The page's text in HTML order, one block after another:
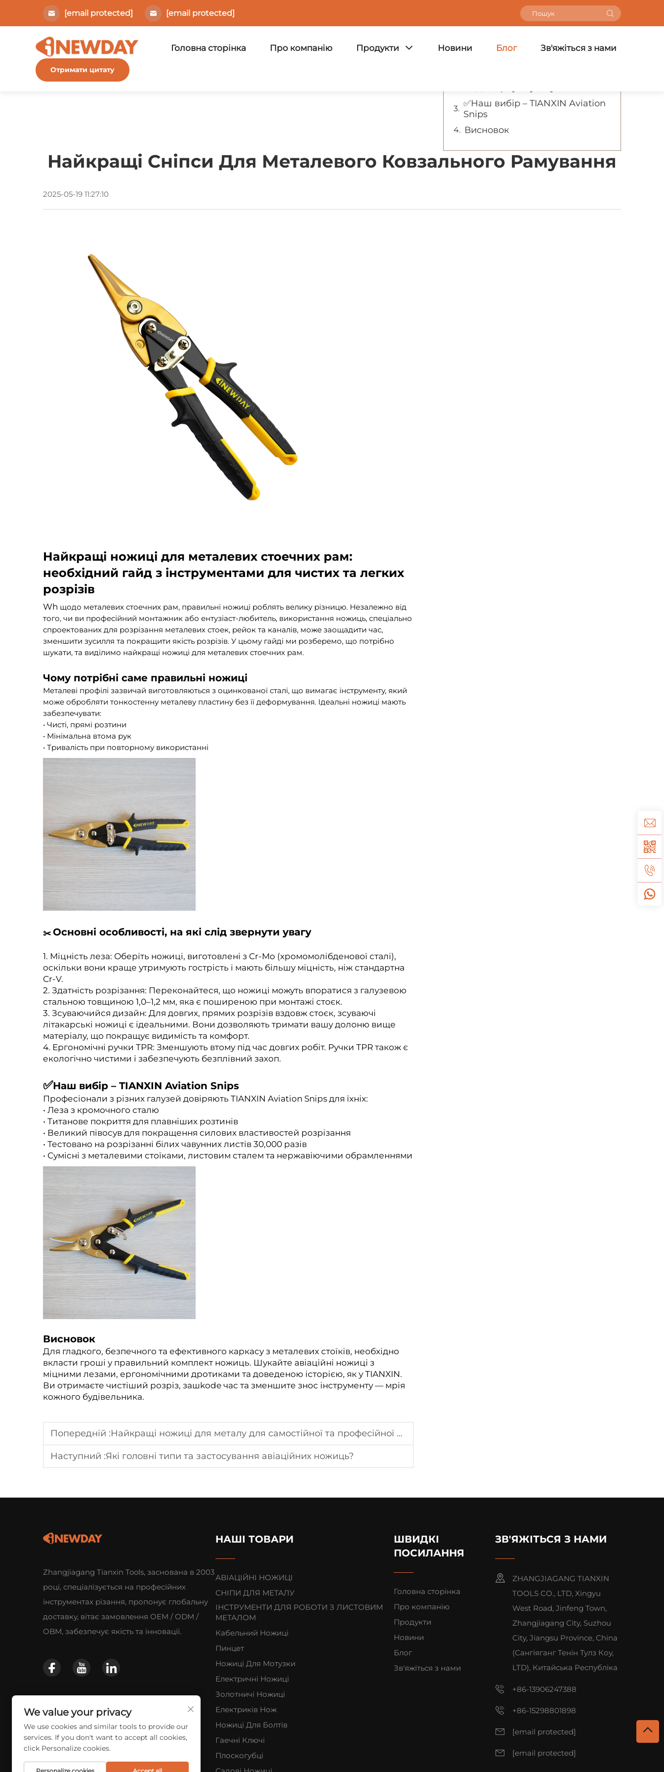
[email protected] [email protected]
Головна сторінка Про компанію Продукти Новини Блог Зв'яжіться з нами
Отримати цитату
Найкращі Сніпси Для Металевого Ковзального Рамування
2025-05-19 11:27:10
Найкращі ножиці для металевих стоечних рам:
необхідний гайд з інструментами для чистих та легких
розрізів
Wh щодо металевих стоечних рам, правильні ножиці роблять велику різницю. Незалежно від
того, чи ви професійний монтажник або ентузіаст-любитель, використання ножиць, спеціально
спроектованих для розрізання металевих стоек, рейок та каналів, може заощадити час,
зменшити зусилля та покращити якість розрізів. У цьому гайді ми розберемо, що потрібно
шукати, та виділимо найкращі ножиці для металевих стоечних рам.
Чому потрібні саме правильні ножиці
Металеві профілі зазвичай виготовляються з оцинкованої сталі, що вимагає інструменту, який
може обробляти тонкостенну металеву пластину без її деформування. Ідеальні ножиці мають
забезпечувати:
• Чисті, прямі розтини
• Мінімальна втома рук
• Тривалість при повторному використанні
✂️ Основні особливості, на які слід звернути увагу
1. Міцність леза: Оберіть ножиці, виготовлені з Cr-Mo (хромомолібденової сталі),
оскільки вони краще утримують гострість і мають більшу міцність, ніж стандартна
Cr-V.
2. Здатність розрізання: Переконайтеся, що ножиці можуть впоратися з галузевою
стальною товщиною 1,0–1,2 мм, яка є поширеною при монтажі стоєк.
3. Зсуваючийся дизайн: Для довгих, прямих розрізів вздовж стоєк, зсуваючі
літакарські ножиці є ідеальними. Вони дозволяють тримати вашу долоню вище
матеріалу, що покращує видимість та комфорт.
4. Ергономічні ручки TPR: Зменшують втому під час довгих робіт. Ручки TPR також є
екологічно чистими і забезпечують безплівний захоп.
✅Наш вибір – TIANXIN Aviation Snips
Професіонали з різних галузей довіряють TIANXIN Aviation Snips для їхніх:
• Леза з кромочного сталю
• Титанове покриття для плавніших розтинів
• Великий півосув для покращення силових властивостей розрізання
• Тестовано на розрізанні білих чавунних листів 30,000 разів
• Сумісні з металевими стоїками, листовим сталем та нержавіючими обрамленнями
Висновок
Для гладкого, безпечного та ефективного каркасу з металевих стоїків, необхідно
вкласти гроші у правильний комплект ножиць. Шукайте авіаційні ножиці з
міцними лезами, ергономічними дротиками та доведеною історією, як у TIANXIN.
Ви отримаєте чистіший розріз, зашkode час та зменшите знос інструменту — мрія
кожного будівельника.
Попередній :Найкращі ножиці для металу для самостійної та професійної роботи
Наступний :Які головні типи та застосування авіаційних ножиць?
Чому потрібні саме правильні
✅Наш вибір – TIANXIN Aviation
Snips
Висновок
Zhangjiagang Tianxin Tools, заснована в 2003
році, спеціалізується на професійних
інструментах різання, пропонує глобальну
доставку, вітає замовлення OEM / ODM /
OBM, забезпечує якість та інновації.
НАШІ ТОВАРИ
АВІАЦІЙНІ НОЖИЦІ
СНІПИ ДЛЯ МЕТАЛУ
ІНСТРУМЕНТИ ДЛЯ РОБОТИ З ЛИСТОВИМ
МЕТАЛОМ
Кабельний Ножиці
Пинцет
Ножиці Для Мотузки
Електричні Ножиці
Золотничі Ножиці
Електриків Нож
Ножиці Для Болтів
Гаечні Ключі
Плоскогубці
ШВИДКІ
ПОСИЛАННЯ
Головна сторінка
Про компанію
Продукти
Новини
Блог
Зв'яжіться з нами
ЗВ'ЯЖІТЬСЯ З НАМИ
ZHANGJIAGANG TIANXIN
TOOLS CO., LTD, Xingyu
West Road, Jinfeng Town,
Zhangjiagang City, Suzhou
City, Jiangsu Province, China
(Сангіяганг Тенін Тулз Коу,
LTD), Китайська Республіка
+86-13906247388
+86-15298801898
[email protected]
[email protected]
We value your privacy
We use cookies and similar tools to provide our
services. If you don't want to accept all cookies,
click Personalize cookies.